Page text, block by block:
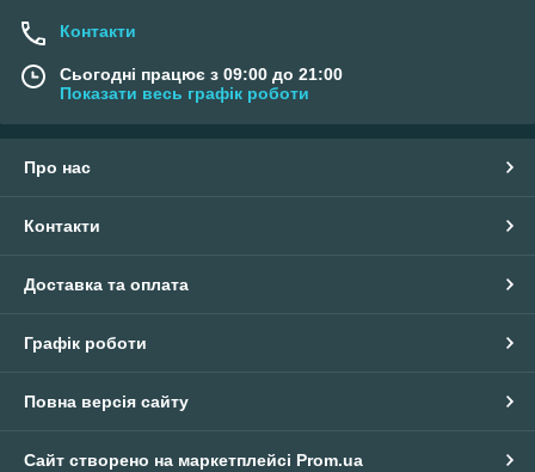
Контакти
Сьогодні працює з 09:00 до 21:00
Показати весь графік роботи
Про нас
Контакти
Доставка та оплата
Графік роботи
Повна версія сайту
Сайт створено на маркетплейсі Prom.ua